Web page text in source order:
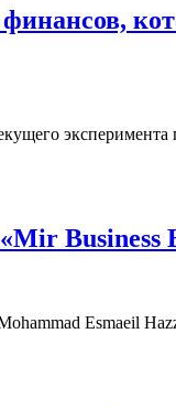
Esmaeil